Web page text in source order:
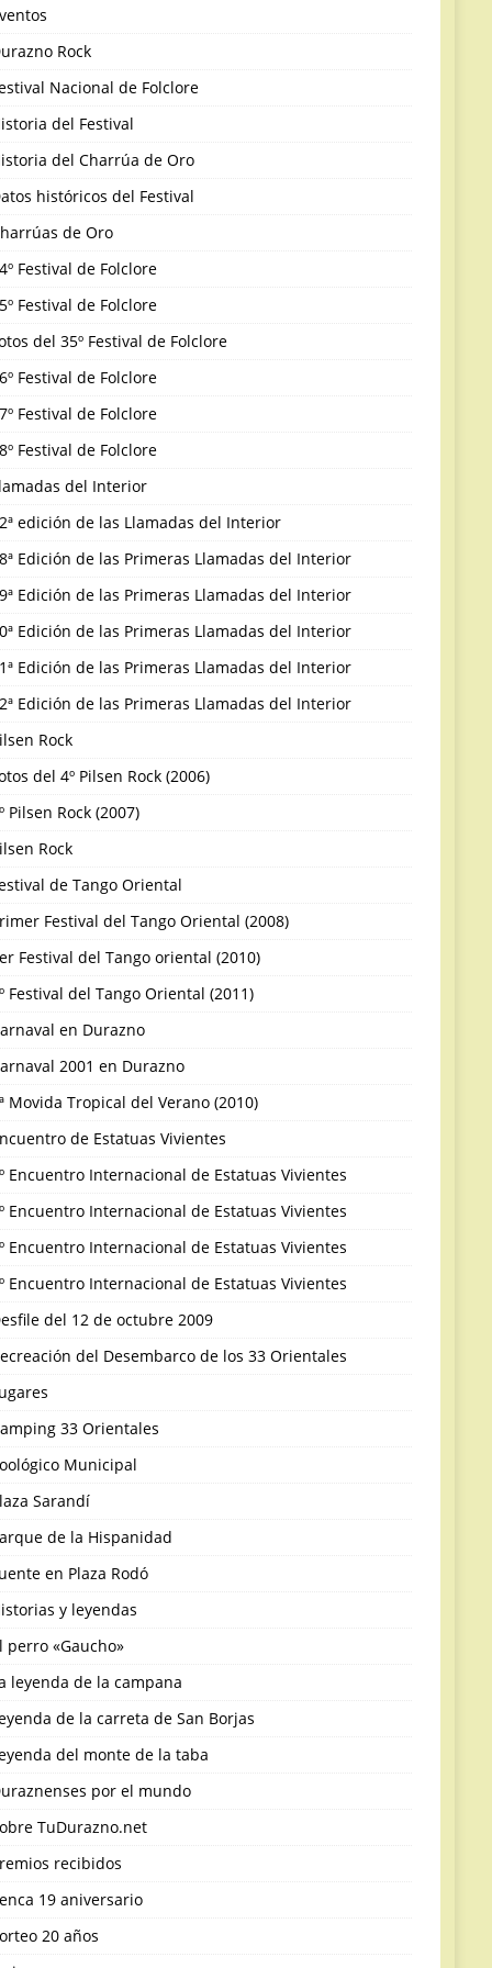
Rock
Nacional de Folclore
del Festival
del Charrúa de Oro
históricos del Festival
de Oro
Festival de Folclore
Festival de Folclore
del 35º Festival de Folclore
Festival de Folclore
Festival de Folclore
Festival de Folclore
del Interior
edición de las Llamadas del Interior
Edición de las Primeras Llamadas del Interior
Edición de las Primeras Llamadas del Interior
Edición de las Primeras Llamadas del Interior
Edición de las Primeras Llamadas del Interior
Edición de las Primeras Llamadas del Interior
Rock
del 4º Pilsen Rock (2006)
Pilsen Rock (2007)
Rock
de Tango Oriental
Festival del Tango Oriental (2008)
Festival del Tango oriental (2010)
Festival del Tango Oriental (2011)
en Durazno
2001 en Durazno
Movida Tropical del Verano (2010)
de Estatuas Vivientes
Encuentro Internacional de Estatuas Vivientes
Encuentro Internacional de Estatuas Vivientes
Encuentro Internacional de Estatuas Vivientes
Encuentro Internacional de Estatuas Vivientes
del 12 de octubre 2009
del Desembarco de los 33 Orientales
33 Orientales
Municipal
Sarandí
de la Hispanidad
en Plaza Rodó
y leyendas
perro «Gaucho»
leyenda de la campana
de la carreta de San Borjas
del monte de la taba
por el mundo
TuDurazno.net
recibidos
19 aniversario
20 años